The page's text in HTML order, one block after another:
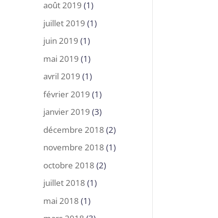
août 2019 (1)
juillet 2019 (1)
juin 2019 (1)
mai 2019 (1)
avril 2019 (1)
février 2019 (1)
janvier 2019 (3)
décembre 2018 (2)
novembre 2018 (1)
octobre 2018 (2)
juillet 2018 (1)
mai 2018 (1)